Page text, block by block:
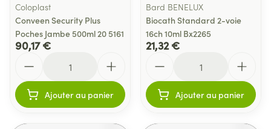
Coloplast
Conveen Security Plus
Poches Jambe 500ml 20 5161
90,17 €
Ajouter au panier
Bard BENELUX
Biocath Standard 2-voie
16ch 10ml Bx2265
21,32 €
Ajouter au panier